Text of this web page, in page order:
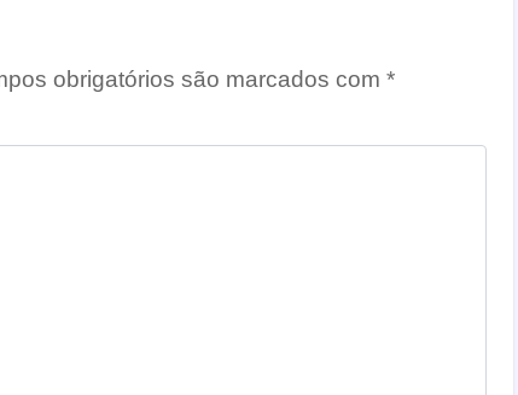
obrigatórios são marcados com *